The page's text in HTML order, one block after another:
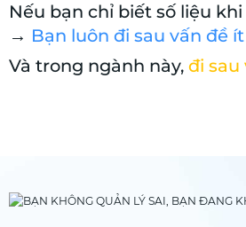
Nếu bạn chỉ biết số liệu
→ Bạn luôn đi sau vấn đề
Và trong ngành này, đi sau